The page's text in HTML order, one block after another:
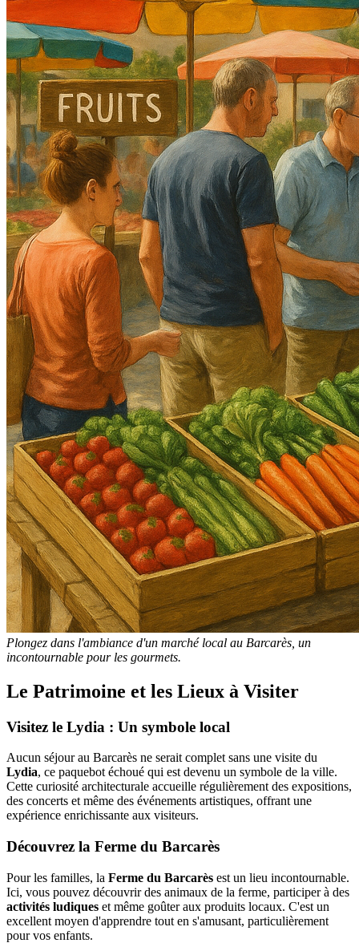
Plongez dans l'ambiance d'un marché local au Barcarès, un
incontournable pour les gourmets.
Le Patrimoine et les Lieux à Visiter
Visitez le Lydia : Un symbole local
Aucun séjour au Barcarès ne serait complet sans une visite du
Lydia, ce paquebot échoué qui est devenu un symbole de la ville.
Cette curiosité architecturale accueille régulièrement des expositions,
des concerts et même des événements artistiques, offrant une
expérience enrichissante aux visiteurs.
Découvrez la Ferme du Barcarès
Pour les familles, la Ferme du Barcarès est un lieu incontournable.
Ici, vous pouvez découvrir des animaux de la ferme, participer à des
activités ludiques et même goûter aux produits locaux. C'est un
excellent moyen d'apprendre tout en s'amusant, particulièrement
pour vos enfants.